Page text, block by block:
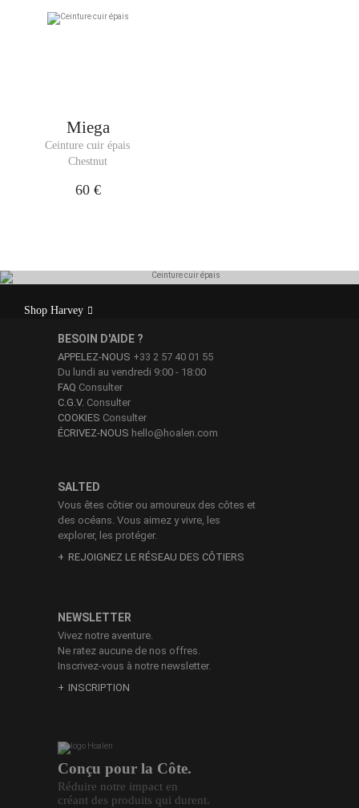
Miega
Ceinture cuir épais
Chestnut
60 €
femme confectionné en cuir de veau haut de gamme.
Shop Harvey
Conçu pour la Côte.
Réduire notre impact en
créant des produits qui durent.
SALTED
Vous êtes côtier ou amoureux des côtes et
des océans. Vous aimez y vivre, les
explorer, les protéger.
REJOIGNEZ LE RÉSEAU DES CÔTIERS
BESOIN D'AIDE ?
APPELEZ-NOUS +33 2 57 40 01 55
Du lundi au vendredi 9:00 - 18:00
FAQ Consulter
C.G.V. Consulter
COOKIES Consulter
ÉCRIVEZ-NOUS hello@hoalen.com
NEWSLETTER
Vivez notre aventure.
Ne ratez aucune de nos offres.
Inscrivez-vous à notre newsletter.
INSCRIPTION